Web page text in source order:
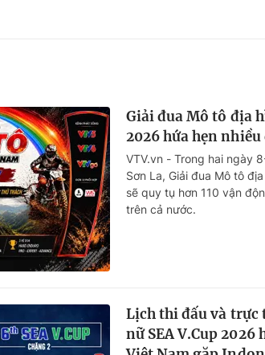
Giải đua Mô tô địa
2026 hứa hẹn
VTV.vn - Trong hai ngày
Sơn La, Giải đua Mô tô
sẽ quy tụ hơn 110 vận
trên cả nước.
Lịch thi đấu và trực
nữ SEA V.Cup